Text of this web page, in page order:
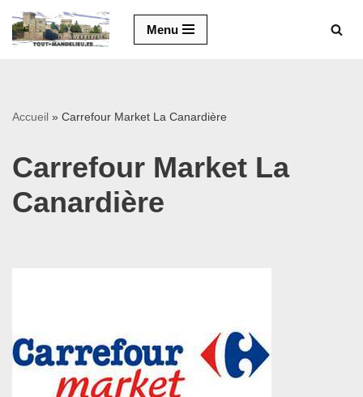
Aller
Menu
Accueil » Carrefour Market La Canardière
Carrefour Market La
Canardière